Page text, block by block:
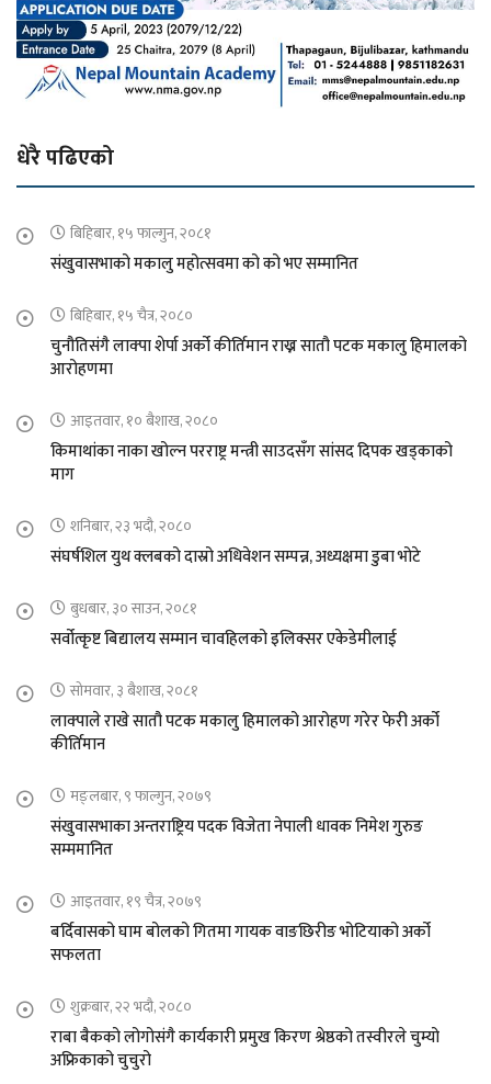
धेरै पढिएको
बिहिबार, १५ फाल्गुन, २०८१
संखुवासभाको मकालु महोत्सवमा को को भए सम्मानित
बिहिबार, १५ चैत्र, २०८०
चुनौतिसंगै लाक्पा शेर्पा अर्को कीर्तिमान राख्न सातौ पटक मकालु हिमालको
आरोहणमा
आइतवार, १० बैशाख, २०८०
किमाथांका नाका खोल्न परराष्ट्र मन्त्री साउदसँग सांसद दिपक खड्काको
माग
शनिबार, २३ भदौ, २०८०
संघर्षशिल युथ क्लबको दास्रो अधिवेशन सम्पन्न, अध्यक्षमा डुबा भोटे
बुधबार, ३० साउन, २०८१
सर्वोत्कृष्ट बिद्यालय सम्मान चावहिलको इलिक्सर एकेडेमीलाई
सोमवार, ३ बैशाख, २०८१
लाक्पाले राखे सातौ पटक मकालु हिमालको आरोहण गरेर फेरी अर्को
कीर्तिमान
मङ्लबार, ९ फाल्गुन, २०७९
संखुवासभाका अन्तराष्ट्रिय पदक विजेता नेपाली धावक निमेश गुरुङ
सम्ममानित
आइतवार, १९ चैत्र, २०७९
बर्दिवासको घाम बोलको गितमा गायक वाङछिरीङ भोटियाको अर्को
सफलता
शुक्रबार, २२ भदौ, २०८०
राबा बैकको लोगोसंगै कार्यकारी प्रमुख किरण श्रेष्ठको तस्वीरले चुम्यो
अफ्रिकाको चुचुरो